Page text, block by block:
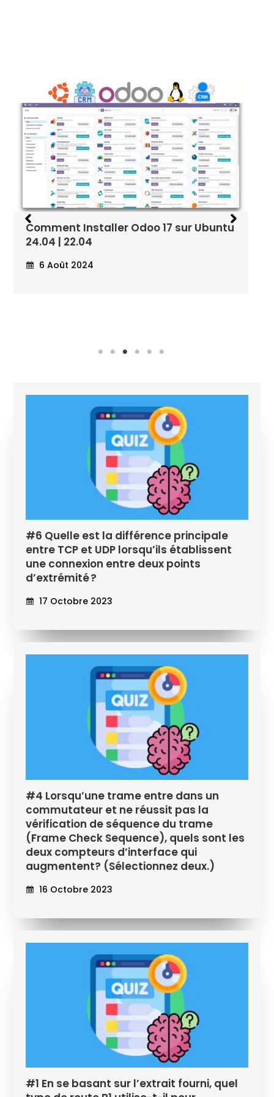
Comment Installer Odoo 17 sur Ubuntu
24.04 | 22.04
6 Août 2024
#6 Quelle est la différence principale
entre TCP et UDP lorsqu’ils établissent
une connexion entre deux points
d’extrémité ?
17 Octobre 2023
#4 Lorsqu’une trame entre dans un
commutateur et ne réussit pas la
vérification de séquence du trame
(Frame Check Sequence), quels sont les
deux compteurs d’interface qui
augmentent? (Sélectionnez deux.)
16 Octobre 2023
#1 En se basant sur l’extrait fourni, quel